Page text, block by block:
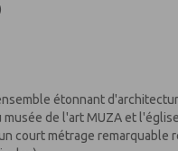
étonnant
de l'art MUZA et
court métrage remarquable